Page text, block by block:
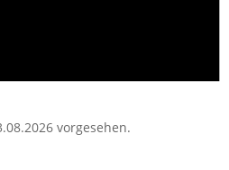
vorgesehen.